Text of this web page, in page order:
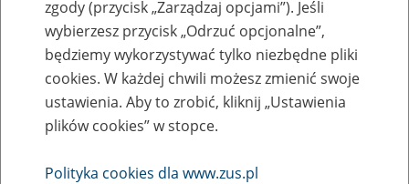
„Projekt z ZUS” – konkurs w roku
szkolnym 2023/2024
27
zgody (przycisk „Zarządzaj opcjami”). Jeśli
wybierzesz przycisk „Odrzuć opcjonalne”,
będziemy wykorzystywać tylko niezbędne pliki
cookies. W każdej chwili możesz zmienić swoje
ustawienia. Aby to zrobić, kliknij „Ustawienia
plików cookies” w stopce.
Polityka cookies dla www.zus.pl